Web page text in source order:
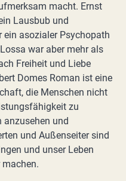
macht. Ernst
Lausbub und
ein asozialer Psychopath
war aber mehr als
Freiheit und Liebe
Domes Roman ist eine
die Menschen nicht
zu
anzusehen und
und Außenseiter sind
und unser Leben
machen.